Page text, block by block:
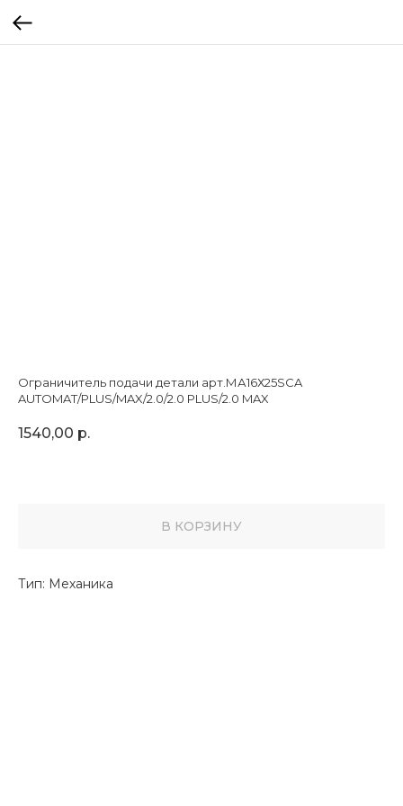
Ограничитель подачи детали арт.МА16Х25SCA
AUTOMAT/PLUS/MAX/2.0/2.0 PLUS/2.0 MAX
1540,00 р.
В КОРЗИНУ
Тип: Механика